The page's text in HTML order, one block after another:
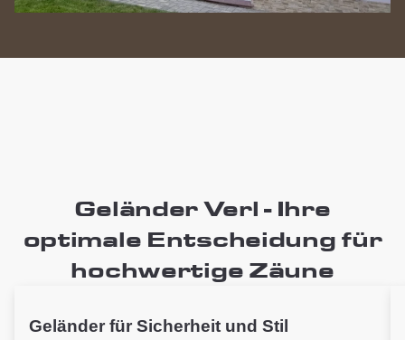
Geländer Verl - Ihre
optimale Entscheidung für
hochwertige Zäune
Geländer für Sicherheit und Stil